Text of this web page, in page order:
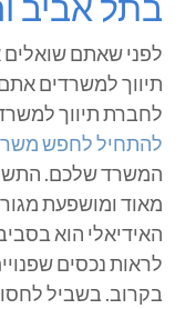
לפני שאתם
תיווך למשרדים
לחברת תיווך
להתחיל לחפש
המשרד שלכם.
מאוד ומושפעת
האידיאלי הוא
לראות נכסים
בקרוב. בשביל